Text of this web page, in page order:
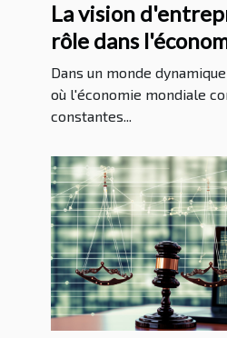
La vision
rôle dans
Dans un monde
où l'économie mondiale
constantes...